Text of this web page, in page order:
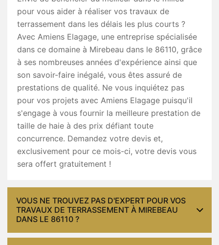
pour vous aider à réaliser vos travaux de
terrassement dans les délais les plus courts ?
Avec Amiens Elagage, une entreprise spécialisée
dans ce domaine à Mirebeau dans le 86110, grâce
à ses nombreuses années d'expérience ainsi que
son savoir-faire inégalé, vous êtes assuré de
prestations de qualité. Ne vous inquiétez pas
pour vos projets avec Amiens Elagage puisqu'il
s'engage à vous fournir la meilleure prestation de
taille de haie à des prix défiant toute
concurrence. Demandez votre devis et,
exclusivement pour ce mois-ci, votre devis vous
sera offert gratuitement !
VOUS NE TROUVEZ PAS D'EXPERT POUR VOS
TRAVAUX DE TERRASSEMENT À MIREBEAU
DANS LE 86110 ?